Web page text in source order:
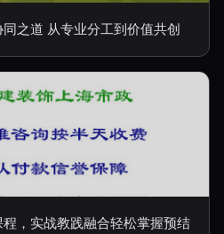
之道 从专业分工到价值共创
，实战教践融合轻松掌握预结